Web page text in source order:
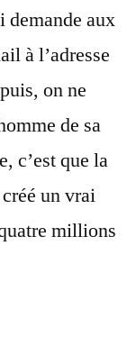
demande aux
à l’adresse
on ne
de sa
c’est que la
un vrai
millions